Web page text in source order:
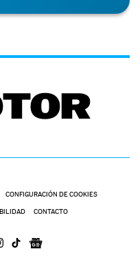
CONFIGURACIÓN DE COOKIES
CONTACTO